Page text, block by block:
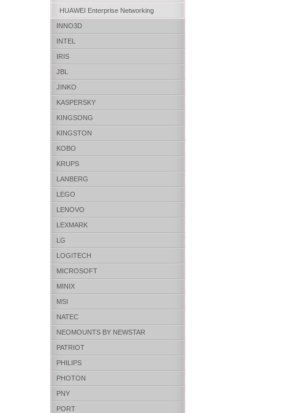
HUAWEI Enterprise Networking
INNO3D
INTEL
IRIS
JBL
JINKO
KASPERSKY
KINGSONG
KINGSTON
KOBO
KRUPS
LANBERG
LEGO
LENOVO
LEXMARK
LG
LOGITECH
MICROSOFT
MINIX
MSI
NATEC
NEOMOUNTS BY NEWSTAR
PATRIOT
PHILIPS
PHOTON
PNY
PORT